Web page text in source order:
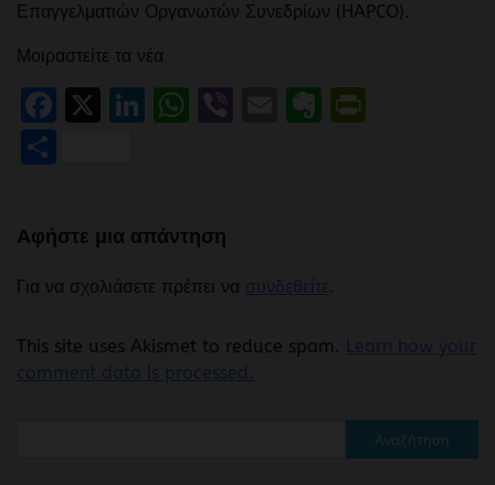
Επαγγελματιών Οργανωτών Συνεδρίων (HAPCO).
Μοιραστείτε τα νέα
Facebook
X LinkedIn
WhatsApp
ViberEmailEvernote
Αφήστε μια απάντηση
Για να σχολιάσετε πρέπει να .
This site uses Akismet to reduce spam.
Αναζήτηση